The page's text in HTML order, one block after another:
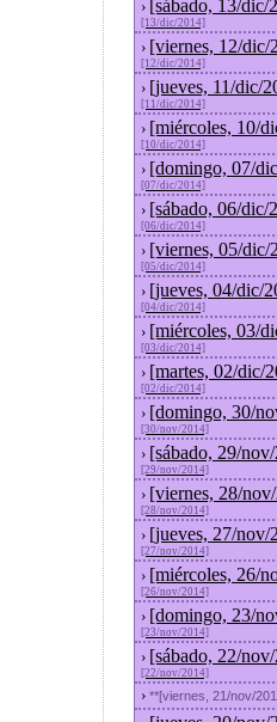
› [sábado, 13/dic/
[13/dic/2014]
› [viernes, 12/dic/
[12/dic/2014]
› [jueves, 11/dic/
[11/dic/2014]
› [miércoles, 10/
[10/dic/2014]
› [domingo, 07/
[07/dic/2014]
› [sábado, 06/dic/
[06/dic/2014]
› [viernes, 05/dic/
[05/dic/2014]
› [jueves, 04/dic/
[04/dic/2014]
› [miércoles, 03/
[03/dic/2014]
› [martes, 02/dic/
[02/dic/2014]
› [domingo, 30/
[30/nov/2014]
› [sábado, 29/
[29/nov/2014]
› [viernes, 28/
[28/nov/2014]
› [jueves, 27/nov/
[27/nov/2014]
› [miércoles, 26/
[26/nov/2014]
› [domingo, 23/
[23/nov/2014]
› [sábado, 22/
[22/nov/2014]
› **[viernes, 21/nov/